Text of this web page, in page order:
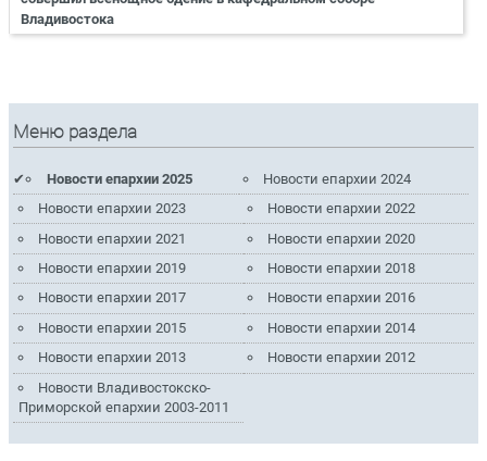
Владивостока
Меню раздела
Новости епархии 2025
Новости епархии 2024
Новости епархии 2023
Новости епархии 2022
Новости епархии 2021
Новости епархии 2020
Новости епархии 2019
Новости епархии 2018
Новости епархии 2017
Новости епархии 2016
Новости епархии 2015
Новости епархии 2014
Новости епархии 2013
Новости епархии 2012
Новости Владивостокско-
Приморской епархии 2003-2011